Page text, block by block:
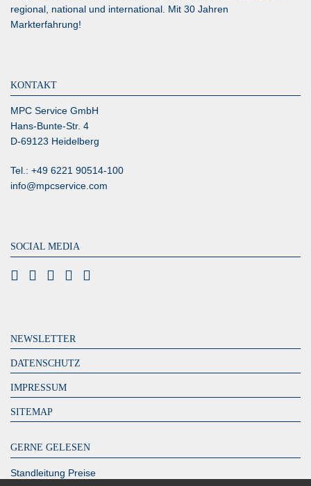
regional, national und international. Mit 30 Jahren
Markterfahrung!
KONTAKT
MPC Service GmbH
Hans-Bunte-Str. 4
D-69123 Heidelberg
Tel.: +49 6221 90514-100
info@mpcservice.com
SOCIAL MEDIA
NEWSLETTER
DATENSCHUTZ
IMPRESSUM
SITEMAP
GERNE GELESEN
Standleitung Preise